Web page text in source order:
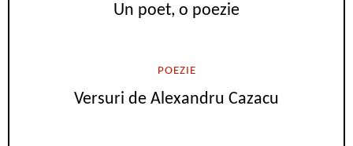
Un poet, o poezie
POEZIE
Versuri de Alexandru Cazacu